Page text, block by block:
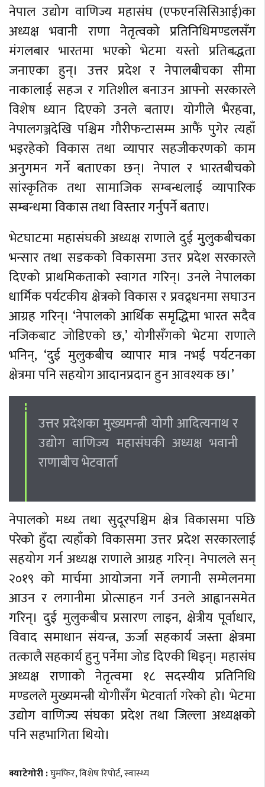
नेपाल उद्योग वाणिज्य महासंघ (एफएनसिसिआई)का
अध्यक्ष भवानी राणा नेतृत्वको प्रतिनिधिमण्डलसँग
मंगलबार भारतमा भएको भेटमा यस्तो प्रतिबद्धता
जनाएका हुन्। उत्तर प्रदेश र नेपालबीचका सीमा
नाकालाई सहज र गतिशील बनाउन आफ्नो सरकारले
विशेष ध्यान दिएको उनले बताए। योगीले भैरहवा,
नेपालगञ्जदेखि पश्चिम गौरीफन्टासम्म आफैं पुगेर त्यहाँ
भइरहेको विकास तथा व्यापार सहजीकरणको काम
अनुगमन गर्ने बताएका छन्। नेपाल र भारतबीचको
सांस्कृतिक तथा सामाजिक सम्बन्धलाई व्यापारिक
सम्बन्धमा विकास तथा विस्तार गर्नुपर्ने बताए।
भेटघाटमा महासंघकी अध्यक्ष राणाले दुई मुुलुकबीचका
भन्सार तथा सडकको विकासमा उत्तर प्रदेश सरकारले
दिएको प्राथमिकताको स्वागत गरिन्। उनले नेपालका
धार्मिक पर्यटकीय क्षेत्रको विकास र प्रवद्र्धनमा सघाउन
आग्रह गरिन्। ‘नेपालको आर्थिक समृद्धिमा भारत सदैव
नजिकबाट जोडिएको छ,’ योगीसँगको भेटमा राणाले
भनिन्, ‘दुई मुलुकबीच व्यापार मात्र नभई पर्यटनका
क्षेत्रमा पनि सहयोग आदानप्रदान हुन आवश्यक छ।’
उत्तर प्रदेशका मुख्यमन्त्री योगी आदित्यनाथ र
उद्योग वाणिज्य महासंघकी अध्यक्ष भवानी
राणाबीच भेटवार्ता
नेपालको मध्य तथा सुदूरपश्चिम क्षेत्र विकासमा पछि
परेको हुँदा त्यहाँको विकासमा उत्तर प्रदेश सरकारलाई
सहयोग गर्न अध्यक्ष राणाले आग्रह गरिन्। नेपालले सन्
२०१९ को मार्चमा आयोजना गर्ने लगानी सम्मेलनमा
आउन र लगानीमा प्रोत्साहन गर्न उनले आह्वानसमेत
गरिन्। दुई मुलुकबीच प्रसारण लाइन, क्षेत्रीय पूर्वाधार,
विवाद समाधान संयन्त्र, ऊर्जा सहकार्य जस्ता क्षेत्रमा
तत्कालै सहकार्य हुनु पर्नेमा जोड दिएकी थिइन्। महासंघ
अध्यक्ष राणाको नेतृत्वमा १८ सदस्यीय प्रतिनिधि
मण्डलले मुख्यमन्त्री योगीसँग भेटवार्ता गरेको हो। भेटमा
उद्योग वाणिज्य संघका प्रदेश तथा जिल्ला अध्यक्षको
पनि सहभागिता थियो।
क्याटेगोरी :घुमफिर,विशेष रिपोर्ट,स्वास्थ्य